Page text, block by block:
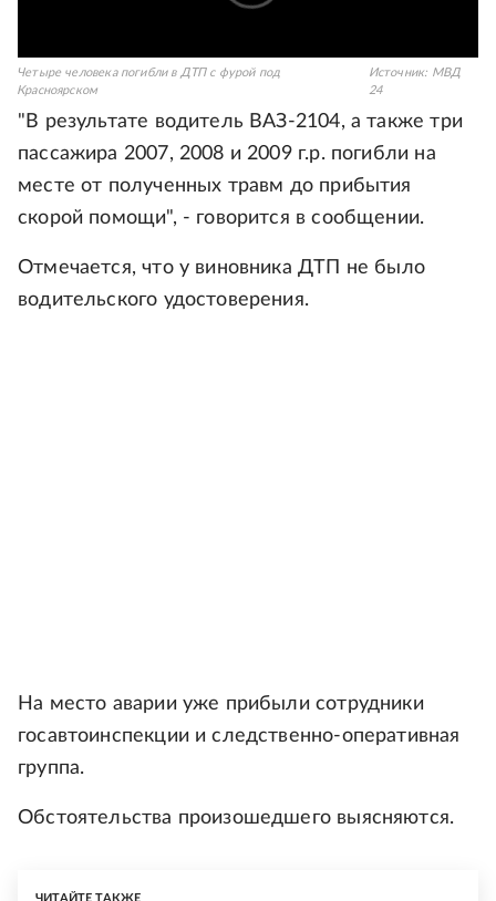
Четыре человека погибли в ДТП с фурой под
Красноярском
Источник: МВД
24
"В результате водитель ВАЗ-2104, а также три
пассажира 2007, 2008 и 2009 г.р. погибли на
месте от полученных травм до прибытия
скорой помощи", - говорится в сообщении.
Отмечается, что у виновника ДТП не было
водительского удостоверения.
На место аварии уже прибыли сотрудники
госавтоинспекции и следственно-оперативная
группа.
Обстоятельства произошедшего выясняются.
ЧИТАЙТЕ ТАКЖЕ